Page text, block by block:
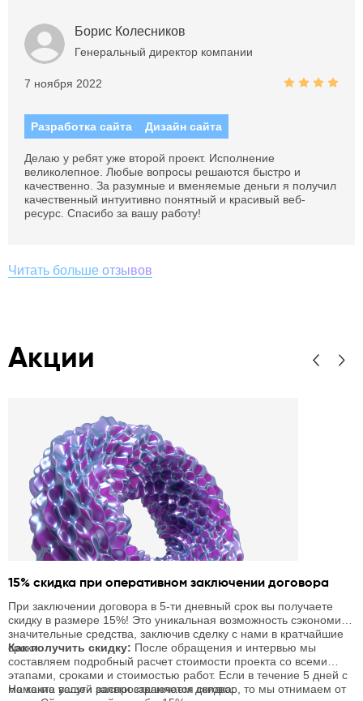
Борис Колесников
Генеральный директор компании
7 ноября 2022
Разработка сайта Дизайн сайта
Делаю у ребят уже второй проект. Исполнение
великолепное. Любые вопросы решаются быстро и
качественно. За разумные и вменяемые деньги я получил
качественный интуитивно понятный и красивый веб-
ресурс. Спасибо за вашу работу!
Читать больше отзывов
Акции
15% скидка при оперативном заключении договора
При заключении договора в 5-ти дневный срок вы получаете
скидку в размере 15%! Это уникальная возможность сэкономить
значительные средства, заключив сделку с нами в кратчайшие
сроки.
Как получить скидку: После обращения и интервью мы
составляем подробный расчет стоимости проекта со всеми
этапами, сроками и стоимостью работ. Если в течение 5 дней с
момента вашей заявки заключаем договор, то мы отнимаем от
На какие услуги распространяется скидка: